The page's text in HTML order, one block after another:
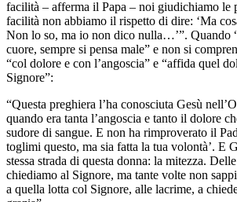
facilità – afferma il Papa – noi giudichiamo le
facilità non abbiamo il rispetto di dire: ‘Ma
Non lo so, ma io non dico nulla…’”. Quando
cuore, sempre si pensa male” e non si
“col dolore e con l’angoscia” e “affida quel
Signore”:
“Questa preghiera l’ha conosciuta Gesù
quando era tanta l’angoscia e tanto il dolore
sudore di sangue. E non ha rimproverato il
toglimi questo, ma sia fatta la tua volontà’. E
stessa strada di questa donna: la mitezza.
chiediamo al Signore, ma tante volte non
a quella lotta col Signore, alle lacrime, a